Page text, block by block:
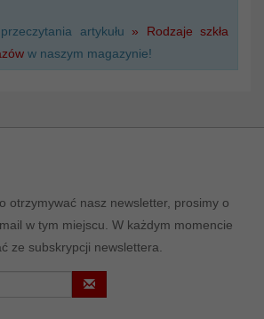
artykułu » Rodzaje szkła
w naszym magazynie!
otrzymywać nasz newsletter, prosimy o
w tym miejscu. W każdym momencie
ze subskrypcji newslettera.